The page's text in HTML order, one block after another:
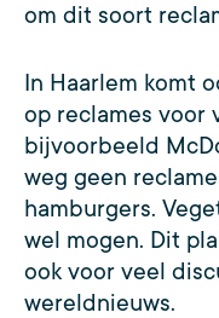
om dit soort
In Haarlem komt
op reclames voor
bijvoorbeeld
weg geen
hamburgers.
wel mogen. Dit
ook voor veel
wereldnieuws.